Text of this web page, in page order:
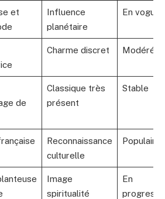
et
Influence
planétaire
En vogue
Charme discret Modéré
de
Classique très
présent
Stable
Reconnaissance
culturelle
Populaire
Image
spiritualité
En